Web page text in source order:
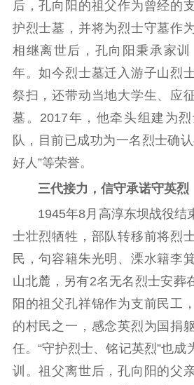
主题宣传 对外宣传
记者之家
文化文艺
精品生产 文化惠民
文化交流
体制改革
紫金文化艺术节
品牌活动
文明创建 文明实践
先进典型
社会宣传
用
新闻出版
后，孔向阳的祖父作为曾经的
护烈士墓，并将为烈士守墓作
相继离世后，孔向阳秉承家
年。如今烈士墓迁入游子山烈
祭扫，还带动当地大学生、应
墓。2017年，他牵头组建为
队，目前已成功为一名烈士确
好人”等荣誉。
三代接力，信守承诺守英烈
1945年8月高淳东坝战役结
士壮烈牺牲，部队转移前将烈
民，句容籍朱光明、溧水籍李
山北麓，另有2名无名烈士安葬
阳的祖父孔祥锦作为支前民工
的村民之一，感念英烈为国捐
任。“守护烈士、铭记英烈”也成
训。祖父离世后，孔向阳的父